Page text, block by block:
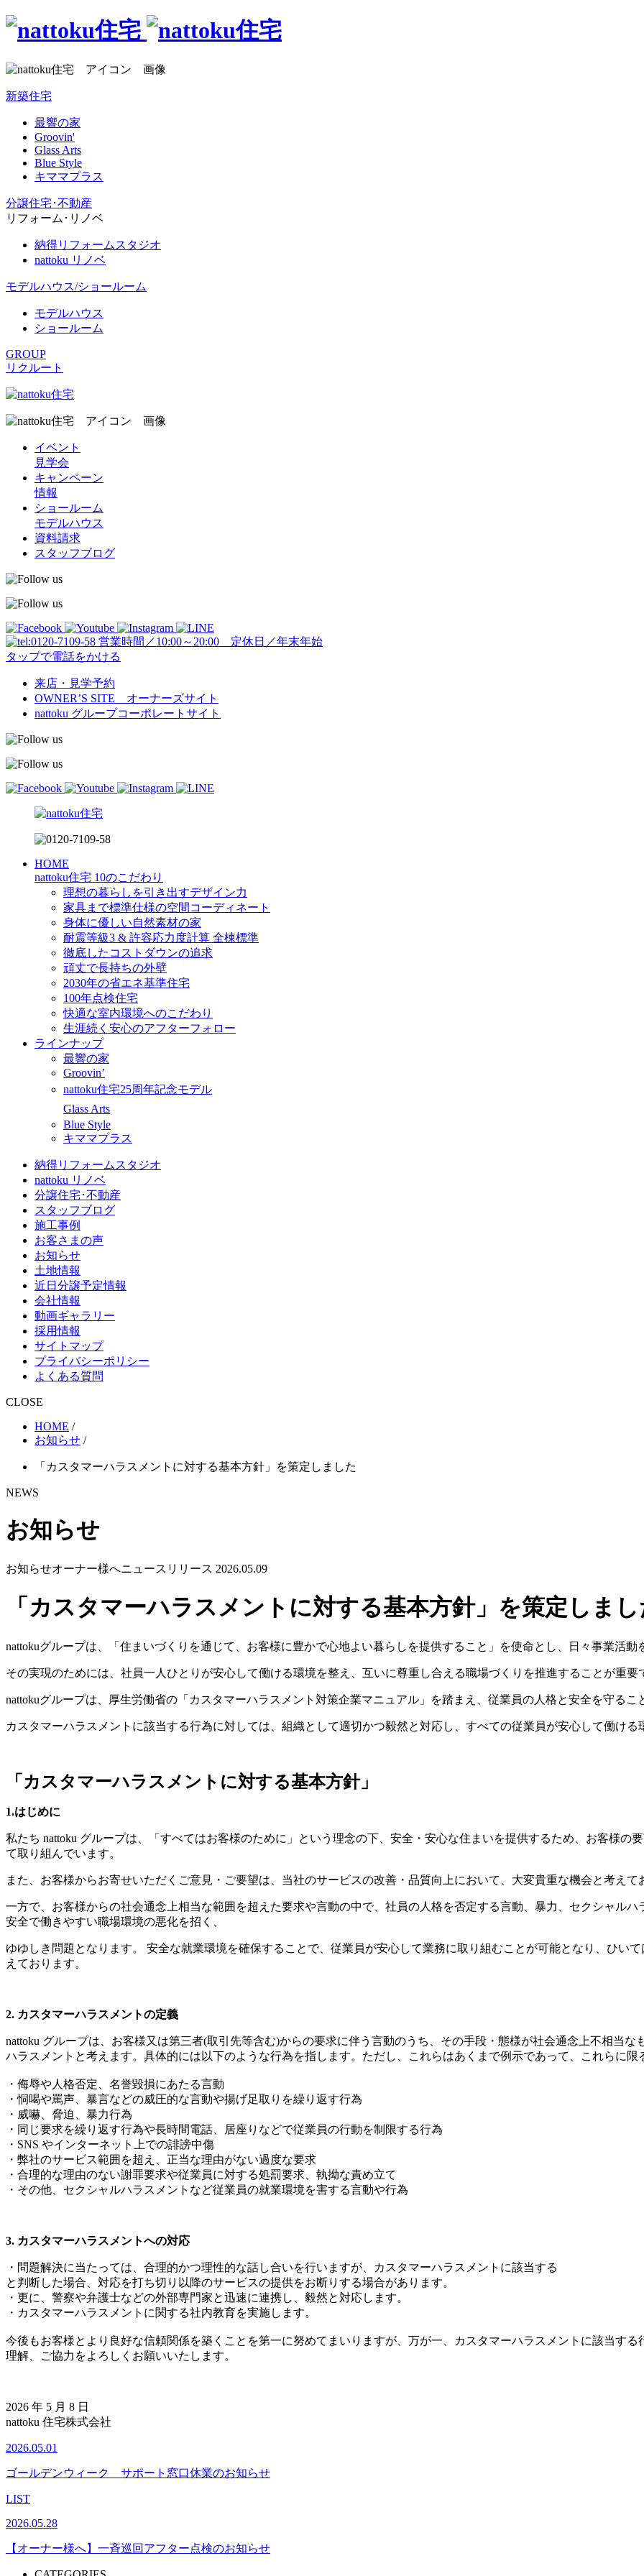
新築住宅
最響の家
Groovin'
Glass Arts
Blue Style
キママプラス
分譲住宅･不動産
リフォーム･リノベ
納得リフォームスタジオ
nattoku リノベ
モデルハウス/ショールーム
モデルハウス
ショールーム
GROUP
リクルート
イベント
見学会
キャンペーン
情報
ショールーム
モデルハウス
資料請求
スタッフブログ
営業時間／10:00～20:00 定休日／年末年始
タップで電話をかける
来店・見学予約
OWNER’S SITE オーナーズサイト
nattoku グループコーポレートサイト
HOME
nattoku住宅 10のこだわり
理想の暮らしを引き出すデザイン力
家具まで標準仕様の空間コーディネート
身体に優しい自然素材の家
耐震等級3 & 許容応力度計算 全棟標準
徹底したコストダウンの追求
頑丈で長持ちの外壁
2030年の省エネ基準住宅
100年点検住宅
快適な室内環境へのこだわり
生涯続く安心のアフターフォロー
ラインナップ
最響の家
Groovin’
nattoku住宅25周年記念モデル
Glass Arts
Blue Style
キママプラス
納得リフォームスタジオ
nattoku リノベ
分譲住宅･不動産
スタッフブログ
施工事例
お客さまの声
お知らせ
土地情報
近日分譲予定情報
会社情報
動画ギャラリー
採用情報
サイトマップ
プライバシーポリシー
よくある質問
CLOSE
HOME /
お知らせ /
「カスタマーハラスメントに対する基本方針」を策定しました
NEWS
お知らせ
お知らせオーナー様へニュースリリース 2026.05.09
「カスタマーハラスメントに対する基本方針」を策定しま
nattokuグループは、「住まいづくりを通じて、お客様に豊かで心地よい暮らしを提供すること」を使命とし、日々事業活動
その実現のためには、社員一人ひとりが安心して働ける環境を整え、互いに尊重し合える職場づくりを推進することが重要
nattokuグループは、厚生労働省の「カスタマーハラスメント対策企業マニュアル」を踏まえ、従業員の人格と安全を守る
カスタマーハラスメントに該当する行為に対しては、組織として適切かつ毅然と対応し、すべての従業員が安心して働け
「カスタマーハラスメントに対する基本方針」
1.はじめに
私たち nattoku グループは、「すべてはお客様のために」という理念の下、安全・安心な住まいを提供するため、お客様の
て取り組んでいます。
また、お客様からお寄せいただくご意見・ご要望は、当社のサービスの改善・品質向上において、大変貴重な機会と考えて
一方で、お客様からの社会通念上相当な範囲を超えた要求や言動の中で、社員の人格を否定する言動、暴力、セクシャル
安全で働きやすい職場環境の悪化を招く、
ゆゆしき問題となります。 安全な就業環境を確保することで、従業員が安心して業務に取り組むことが可能となり、ひい
えております。
2. カスタマーハラスメントの定義
nattoku グループは、お客様又は第三者(取引先等含む)からの要求に伴う言動のうち、その手段・態様が社会通念上不相当
ハラスメントと考えます。具体的には以下のような行為を指します。ただし、これらはあくまで例示であって、これらに限
・侮辱や人格否定、名誉毀損にあたる言動
・恫喝や罵声、暴言などの威圧的な言動や揚げ足取りを繰り返す行為
・威嚇、脅迫、暴力行為
・同じ要求を繰り返す行為や長時間電話、居座りなどで従業員の行動を制限する行為
・SNS やインターネット上での誹謗中傷
・弊社のサービス範囲を超え、正当な理由がない過度な要求
・合理的な理由のない謝罪要求や従業員に対する処罰要求、執拗な責め立て
・その他、セクシャルハラスメントなど従業員の就業環境を害する言動や行為
3. カスタマーハラスメントへの対応
・問題解決に当たっては、合理的かつ理性的な話し合いを行いますが、カスタマーハラスメントに該当する
と判断した場合、対応を打ち切り以降のサービスの提供をお断りする場合があります。
・更に、警察や弁護士などの外部専門家と迅速に連携し、毅然と対応します。
・カスタマーハラスメントに関する社内教育を実施します。
今後もお客様とより良好な信頼関係を築くことを第一に努めてまいりますが、万が一、カスタマーハラスメントに該当す
理解、ご協力をよろしくお願いいたします。
2026 年 5 月 8 日
nattoku 住宅株式会社
2026.05.01
ゴールデンウィーク サポート窓口休業のお知らせ
LIST
2026.05.28
【オーナー様へ】一斉巡回アフター点検のお知らせ